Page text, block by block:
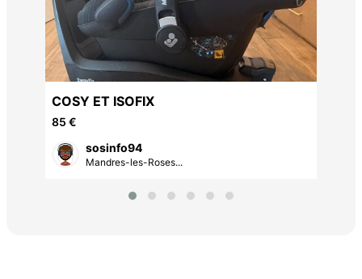
COSY ET ISOFIX
85 €
sosinfo94
Mandres-les-Roses...